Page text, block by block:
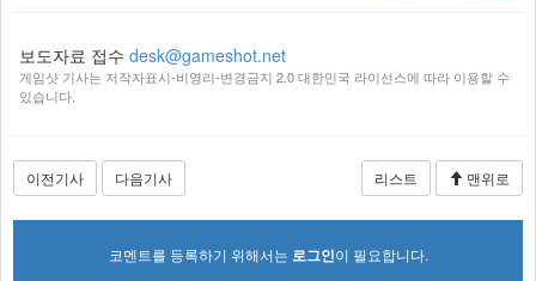
보도자료 접수 desk@gameshot.net
게임샷 기사는 저작자표시-비영리-변경금지 2.0 대한민국 라이선스에 따라 이용할 수
있습니다.
이전기사 다음기사 리스트 맨위로
코멘트를 등록하기 위해서는 로그인이 필요합니다.